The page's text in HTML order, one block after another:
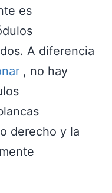
es
A diferencia
, no hay
derecho y la